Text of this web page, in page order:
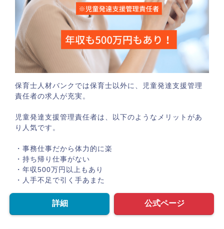
保育士人材バンクでは保育士以外に、児童発達支援管理
責任者の求人が充実。
児童発達支援管理責任者は、以下のようなメリットがあ
り人気です。
・事務仕事だから体力的に楽
・持ち帰り仕事がない
・年収500万円以上もあり
・人手不足で引く手あまた
詳細 公式ページ